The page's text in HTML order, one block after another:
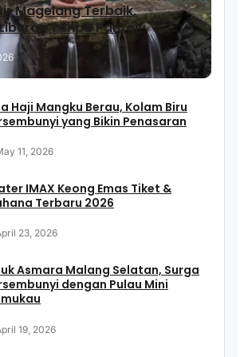
Magelang Terbaik,
Tanpa Pantai!
Haji Mangku Berau, Kolam Biru
yang Bikin Penasaran
11, 2026
IMAX Keong Emas Tiket &
Terbaru 2026
23, 2026
Asmara Malang Selatan, Surga
dengan Pulau Mini
19, 2026